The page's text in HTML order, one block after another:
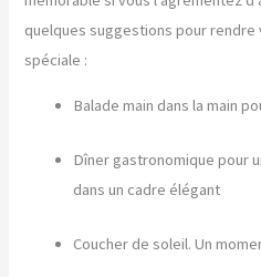
quelques suggestions pour
spéciale :
Balade main dans la main
Dîner gastronomique pour
dans un cadre élégant
Coucher de soleil. Un